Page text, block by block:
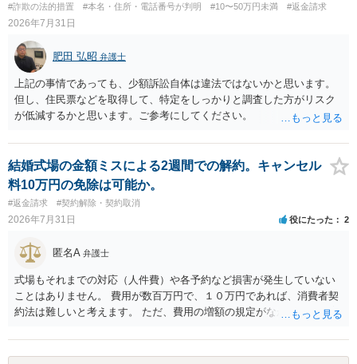
#詐欺の法的措置 #本名・住所・電話番号が判明 #10〜50万円未満 #返金請求
2026年7月31日
肥田 弘昭 弁護士
上記の事情であっても、少額訴訟自体は違法ではないかと思います。
但し、住民票などを取得して、特定をしっかりと調査した方がリスク
が低減するかと思います。ご参考にしてください。
結婚式場の金額ミスによる2週間での解約。キャンセル
料10万円の免除は可能か。
#返金請求 #契約解除・契約取消
2026年7月31日 役にたった 2
匿名A 弁護士
式場もそれまでの対応（人件費）や各予約など損害が発生していない
ことはありません。 費用が数百万円で、１０万円であれば、消費者契
約法は難しいと考えます。 ただ、費用の増額の規定がなかったのに増
ということになり、解約するのは理由がないことになります。